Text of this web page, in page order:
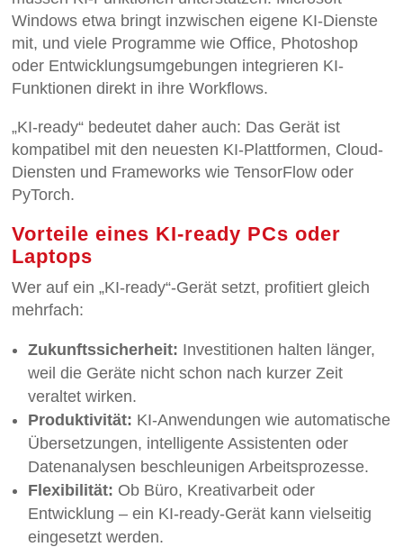
Windows etwa bringt inzwischen eigene KI-Dienste
mit, und viele Programme wie Office, Photoshop
oder Entwicklungsumgebungen integrieren KI-
Funktionen direkt in ihre Workflows.
„KI-ready“ bedeutet daher auch: Das Gerät ist
kompatibel mit den neuesten KI-Plattformen, Cloud-
Diensten und Frameworks wie TensorFlow oder
PyTorch.
Vorteile eines KI-ready PCs oder
Laptops
Wer auf ein „KI-ready“-Gerät setzt, profitiert gleich
mehrfach:
Zukunftssicherheit: Investitionen halten länger,
weil die Geräte nicht schon nach kurzer Zeit
veraltet wirken.
Produktivität: KI-Anwendungen wie automatische
Übersetzungen, intelligente Assistenten oder
Datenanalysen beschleunigen Arbeitsprozesse.
Flexibilität: Ob Büro, Kreativarbeit oder
Entwicklung – ein KI-ready-Gerät kann vielseitig
eingesetzt werden.